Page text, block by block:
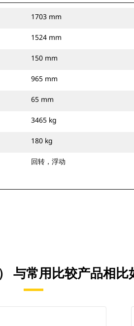
1703 mm
1524 mm
150 mm
965 mm
65 mm
3465 kg
180 kg
回转，浮动
与常用比较产品相比